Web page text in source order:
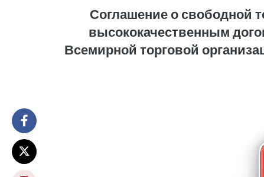
Соглашение о свободной
высококачественным
Всемирной торговой